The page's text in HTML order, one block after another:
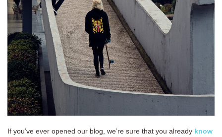
If you’ve ever opened our blog, we’re sure that you already know